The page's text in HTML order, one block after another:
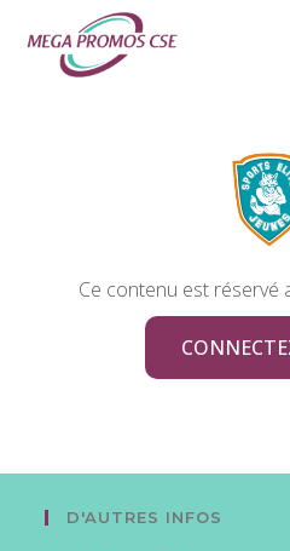
Ce contenu est réservé
D'AUTRES INFOS